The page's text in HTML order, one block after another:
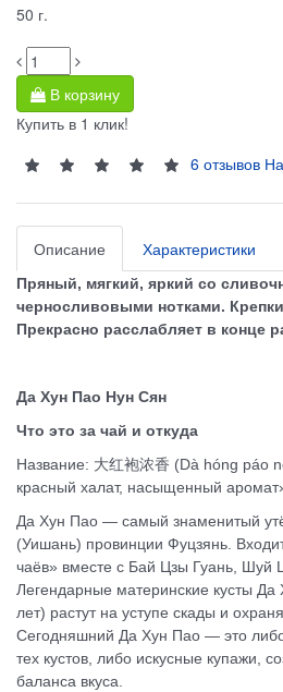
50 г.
В корзину
Купить в 1 клик!
6 отзывов
Описание Характеристики
Пряный, мягкий, яркий со
черносливовыми нотками.
Прекрасно расслабляет в конце
Да Хун Пао Нун Сян
Что это за чай и откуда
Название: 大红袍浓香 (Dà hóng páo
красный халат, насыщенный
Да Хун Пао — самый знаменитый
(Уишань) провинции Фуцзянь.
чаёв» вместе с Бай Цзы Гуань, Шуй
Легендарные материнские кусты
лет) растут на уступе скады и
Сегодняшний Да Хун Пао — это
тех кустов, либо искусные купажи,
баланса вкуса.